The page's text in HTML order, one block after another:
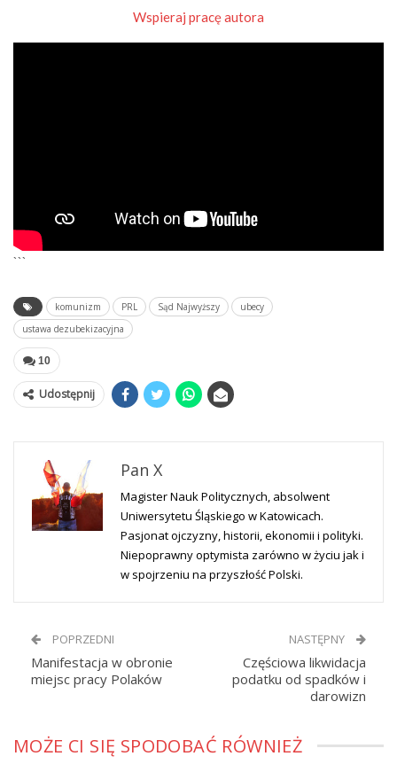
Wspieraj pracę autora
```
komunizm PRL Sąd Najwyższy
ubecy
ustawa dezubekizacyjna
10
Udostępnij
Pan X
Magister Nauk Politycznych, absolwent
Uniwersytetu Śląskiego w Katowicach.
Pasjonat ojczyzny, historii, ekonomii i polityki.
Niepoprawny optymista zarówno w życiu jak i
w spojrzeniu na przyszłość Polski.
POPRZEDNI
Manifestacja w obronie
miejsc pracy Polaków
NASTĘPNY
Częściowa likwidacja
podatku od spadków i
darowizn
MOŻE CI SIĘ SPODOBAĆ RÓWNIEŻ